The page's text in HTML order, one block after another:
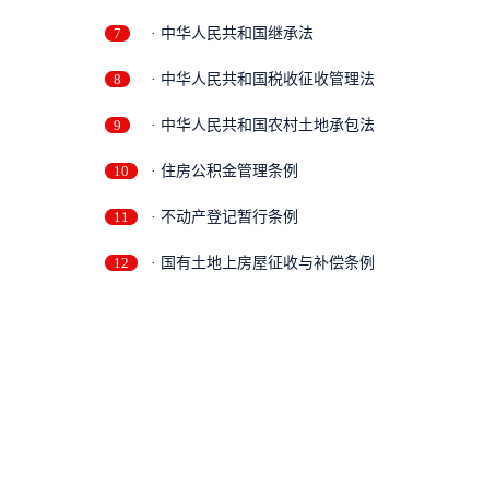
7 · 中华人民共和国继承法
8 · 中华人民共和国税收征收管理法
9 · 中华人民共和国农村土地承包法
10 · 住房公积金管理条例
11 · 不动产登记暂行条例
12 · 国有土地上房屋征收与补偿条例